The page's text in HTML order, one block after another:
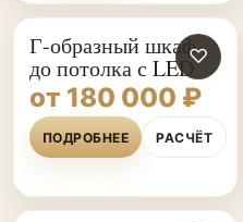
♡
Г-образный шкаф
до потолка с LED
от 180 000 ₽
ПОДРОБНЕЕ РАСЧЁТ